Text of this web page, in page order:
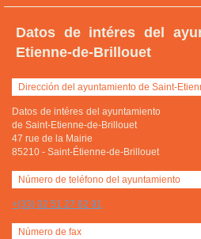
Datos de intéres del
Etienne-de-Brillouet
Dirección del ayuntamiento de Saint-
Datos de intéres del ayuntamiento
de Saint-Etienne-de-Brillouet
47 rue de la Mairie
85210 - Saint-Étienne-de-Brillouet
Número de teléfono del ayuntamiento
+(33) 02 51 27 62 91
Número de fax